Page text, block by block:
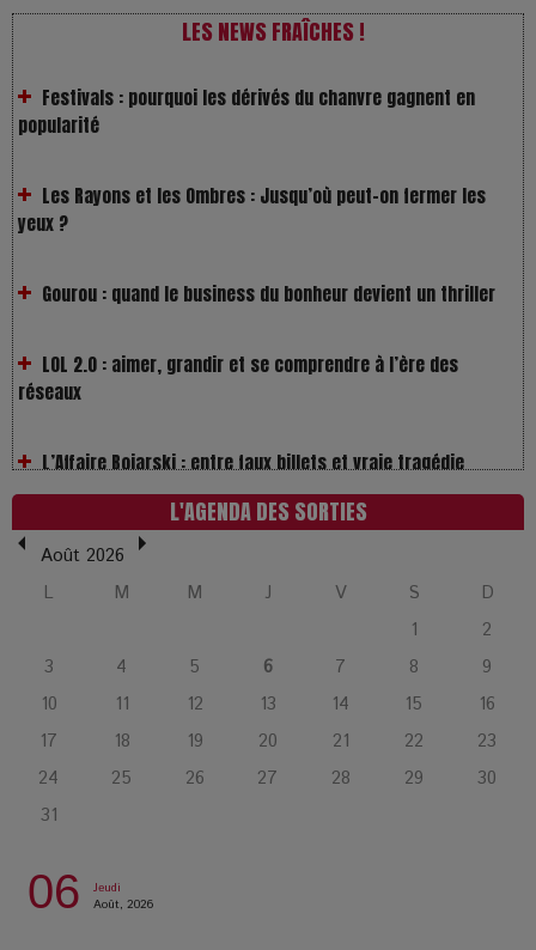
LES NEWS FRAÎCHES !
Festivals : pourquoi les dérivés du chanvre gagnent en
Les Rayons et les Ombres : Jusqu’où peut-on fermer les
Gourou : quand le business du bonheur devient un thriller
LOL 2.0 : aimer, grandir et se comprendre à l’ère des
L’Affaire Bojarski : entre faux billets et vraie tragédie
L’or blanc à la croisée des chemins : Rumilly interroge
l’avenir de la montagne française
La Femme de Ménage : Plongez dans le thriller
La Condition : Sous le vernis de la bourgeoisie, la violence
Les Enfants vont bien : Quand la disparition devient un acte
de survie
Comment Prendre Soin de sa Santé quand on Roule toute la
Journée
L'AGENDA DES SORTIES
Août 2026
L
M M J V S
D
1
2
3
4 5 6 7 8
9
10
11 12 13 14 15
16
17
18 19 20 21 22
23
24
25 26 27 28 29
30
31
06
Jeudi
Août, 2026